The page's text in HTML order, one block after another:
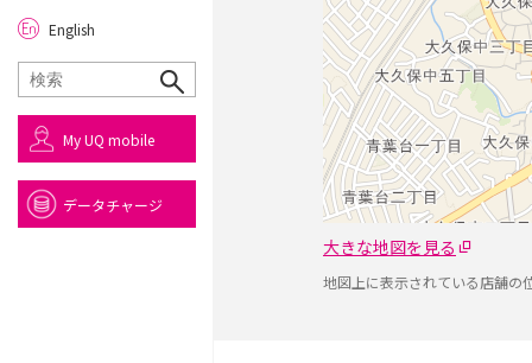
大きな地図を見る
地図上に表示されている店舗の
English
My UQ mobile
データチャージ